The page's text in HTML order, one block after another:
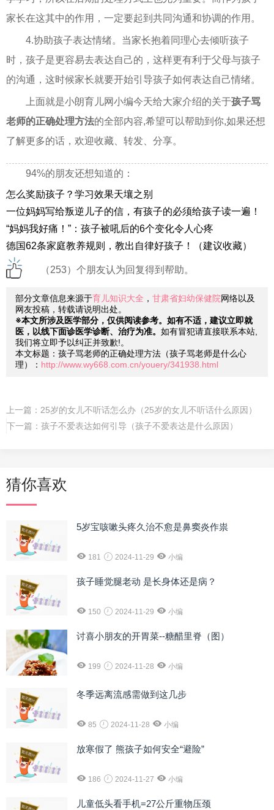
家长在这其中的作用，一定要起到共同沟通和协调的作用。
4.协助孩子表达情绪。当家长抱着同理心去倾听孩子
时，孩子是更容易去表达自己的，这样更有利于父母与孩子
的沟通，这时候家长就要开始引导孩子如何表达自己情绪。
上面就是小朗育儿网小编今天给大家介绍的关于孩子骂
老师的正确处理方法的全部内容,希望可以帮助到你,如果还想
了解更多的话，欢迎收藏、转发、分享。
94%的朋友还想知道的：
怎么奖励孩子？学习效果天壤之别
一位妈妈写给叛逆儿子的信，有孩子的必须给孩子读一遍！
“妈妈我好痛！”：孩子被吼后的6个变化令人心疼
德国62条家庭教养规则，教出自律好孩子！（建议收藏）
（253）个朋友认为回复得到帮助。
部分文章信息来源于育儿知识大全 ， 甘肃省妇幼保健院网络以及
网友投稿，转载请说明出处。
※本文所涉及医学部分，仅供阅读参考。如有不适，建议立即就
医，以线下面诊医学诊断、治疗为准。 如有冒犯请直接联系本站,
我们将立即予以纠正并致歉!。
本文标题：孩子骂老师的正确处理方法（孩子骂老师是什么心
理）： http://www.wy668.com.cn/youery/341938.html
上一篇： 25岁的女儿不听话怎么办（25岁的女儿不听话什么原因）
下一篇： 孩子不爱表达如何引导（孩子不爱表达是什么原因）
猜你喜欢
5岁宝咳嗽头疼久治不愈是鼻窦炎作祟
181 2024-11-29 小编
孩子睡觉腿老动 是长身体还是病？
150 2024-11-29 小编
讨喜小朋友的开胃菜--糖醋里脊（图）
199 2024-11-28 小编
冬季远离流感需做到这几步
85 2024-11-28 小编
放寒假了 熊孩子如何安全“避险”
186 2024-11-27 小编
儿童低头看手机=27公斤重物压颈